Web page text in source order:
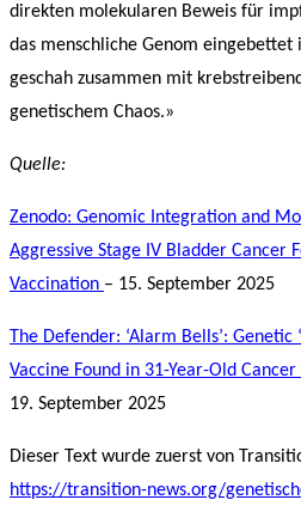
direkten molekularen Beweis für
das menschliche Genom eingebettet
geschah zusammen mit
genetischem Chaos.»
Quelle:
Zenodo: Genomic Integration and
Aggressive Stage IV Bladder Cancer
Vaccination – 15. September 2025
The Defender: ‘Alarm Bells’: Genetic
Vaccine Found in 31-Year-Old Cancer
19. September 2025
Dieser Text wurde zuerst von
https://transition-news.org/